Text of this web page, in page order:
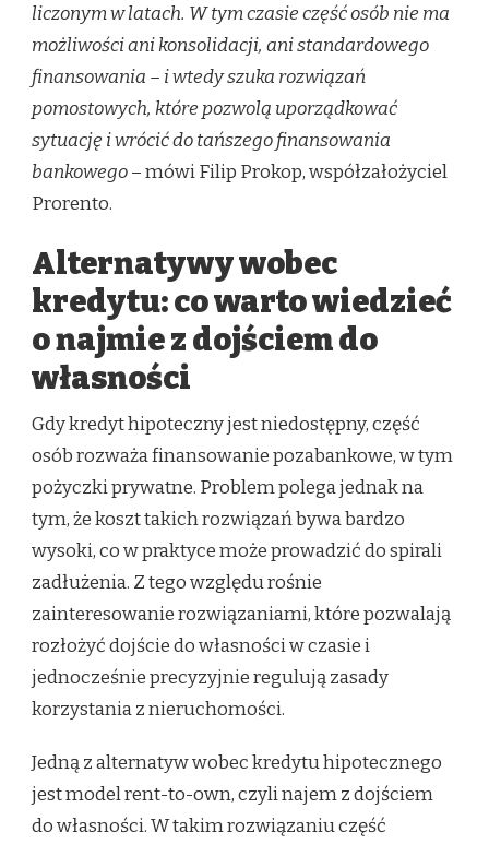
liczonym w latach. W tym czasie część osób nie ma
możliwości ani konsolidacji, ani standardowego
finansowania – i wtedy szuka rozwiązań
pomostowych, które pozwolą uporządkować
sytuację i wrócić do tańszego finansowania
bankowego– mówi Filip Prokop, współzałożyciel
Prorento.
Alternatywy wobec
kredytu: co warto wiedzieć
o najmie z dojściem do
własności
Gdy kredyt hipoteczny jest niedostępny, część
osób rozważa finansowanie pozabankowe, w tym
pożyczki prywatne. Problem polega jednak na
tym, że koszt takich rozwiązań bywa bardzo
wysoki, co w praktyce może prowadzić do spirali
zadłużenia. Z tego względu rośnie
zainteresowanie rozwiązaniami, które pozwalają
rozłożyć dojście do własności w czasie i
jednocześnie precyzyjnie regulują zasady
korzystania z nieruchomości.
Jedną z alternatyw wobec kredytu hipotecznego
jest model rent-to-own, czyli najem z dojściem
do własności. W takim rozwiązaniu część